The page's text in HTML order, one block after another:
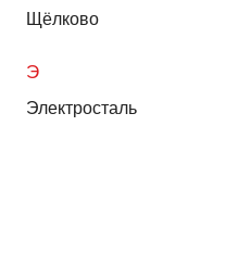
Щёлково
Э
Электросталь